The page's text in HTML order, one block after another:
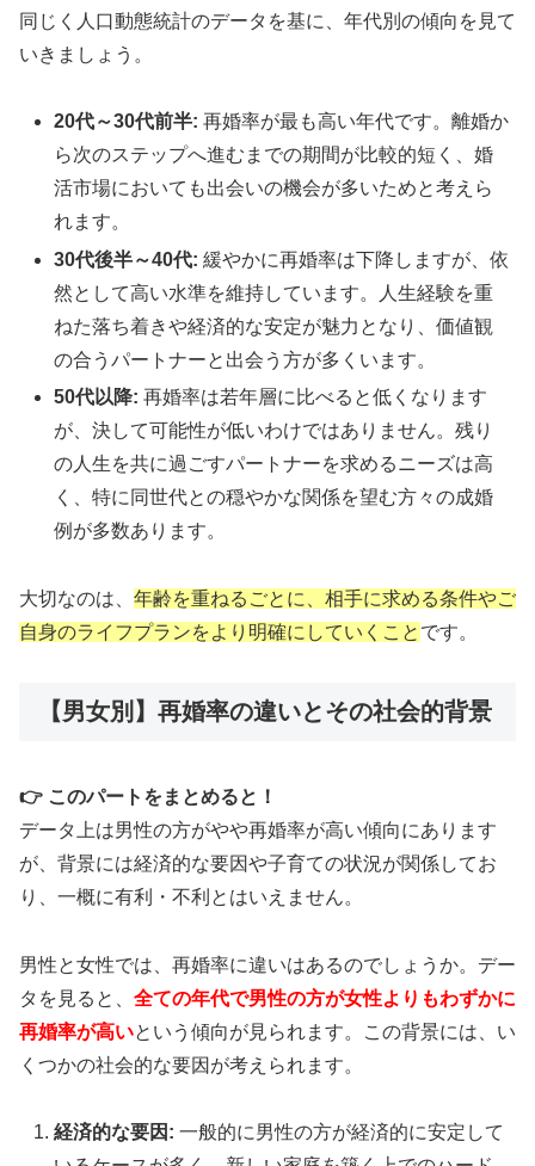
同じく人口動態統計のデータを基に、年代別の傾向を見て
いきましょう。
20代～30代前半: 再婚率が最も高い年代です。離婚か
ら次のステップへ進むまでの期間が比較的短く、婚
活市場においても出会いの機会が多いためと考えら
れます。
30代後半～40代: 緩やかに再婚率は下降しますが、依
然として高い水準を維持しています。人生経験を重
ねた落ち着きや経済的な安定が魅力となり、価値観
の合うパートナーと出会う方が多くいます。
50代以降: 再婚率は若年層に比べると低くなります
が、決して可能性が低いわけではありません。残り
の人生を共に過ごすパートナーを求めるニーズは高
く、特に同世代との穏やかな関係を望む方々の成婚
例が多数あります。
大切なのは、 年齢を重ねるごとに、相手に求める条件やご
自身のライフプランをより明確にしていくこと です。
【男女別】再婚率の違いとその社会的背景
👉 このパートをまとめると！
データ上は男性の方がやや再婚率が高い傾向にあります
が、背景には経済的な要因や子育ての状況が関係してお
り、一概に有利・不利とはいえません。
男性と女性では、再婚率に違いはあるのでしょうか。デー
タを見ると、 全ての年代で男性の方が女性よりもわずかに
再婚率が高いという傾向が見られます。この背景には、い
くつかの社会的な要因が考えられます。
経済的な要因: 一般的に男性の方が経済的に安定して